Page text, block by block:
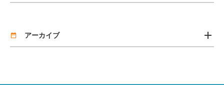
リリース
date_range アーカイブ add